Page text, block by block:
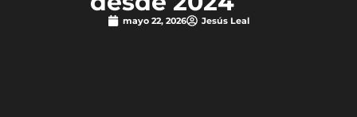
mayo 22, 2026 Jesús Leal